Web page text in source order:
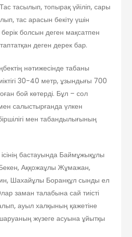
тасылып, топырақ үйіліп, сары
тас арасын бекіту үшін
болсын деген мақсатпен
деген дерек бар.
нәтижесінде табаны
30-40 метр, ұзындығы 700
бой көтерді. Бұл – сол
салыстырғанда үлкен
мен табандылығының
бастауында Баймұжықұлы
Аққожаұлы Жұмажан,
Шахайұлы Боранқұл сынды ел
заман талабына сай тиісті
ауыл халқының қажетіне
жүзеге асуына ұйытқы